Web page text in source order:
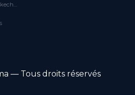
— Tous droits réservés